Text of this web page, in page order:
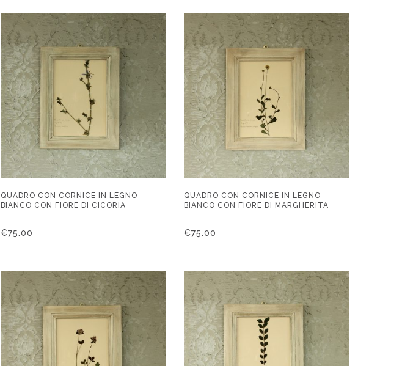
QUADRO CON CORNICE IN LEGNO
BIANCO CON FIORE DI CICORIA
€75.00
QUADRO CON CORNICE IN LEGNO
BIANCO CON FIORE DI MARGHERITA
€75.00